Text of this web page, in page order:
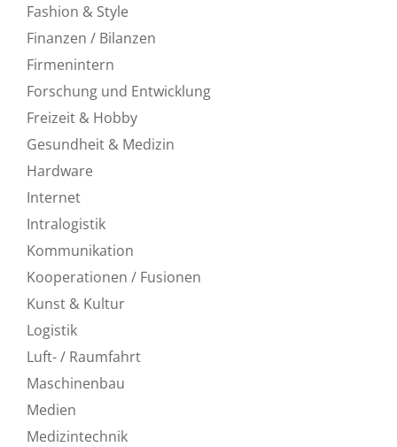
Fashion & Style
Finanzen / Bilanzen
Firmenintern
Forschung und Entwicklung
Freizeit & Hobby
Gesundheit & Medizin
Hardware
Internet
Intralogistik
Kommunikation
Kooperationen / Fusionen
Kunst & Kultur
Logistik
Luft- / Raumfahrt
Maschinenbau
Medien
Medizintechnik